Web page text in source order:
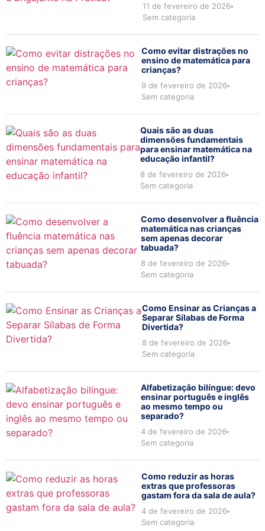
11 de fevereiro de 2026
Sem categoria
Como evitar distrações no
ensino de matemática para
crianças?
9 de fevereiro de 2026
Sem categoria
Quais são as duas
dimensões fundamentais
para ensinar matemática na
educação infantil?
8 de fevereiro de 2026
Sem categoria
Como desenvolver a fluência
matemática nas crianças
sem apenas decorar
tabuada?
8 de fevereiro de 2026
Sem categoria
Como Ensinar as Crianças a
Separar Sílabas de Forma
Divertida?
8 de fevereiro de 2026
Sem categoria
Alfabetização bilíngue: devo
ensinar português e inglês
ao mesmo tempo ou
separado?
4 de fevereiro de 2026
Sem categoria
Como reduzir as horas
extras que professoras
gastam fora da sala de aula?
4 de fevereiro de 2026
Sem categoria